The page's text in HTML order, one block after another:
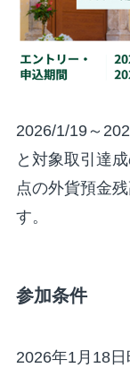
2026/1/19～
と対象取引達
点の外貨預金
す。
参加条件
2026年1月18